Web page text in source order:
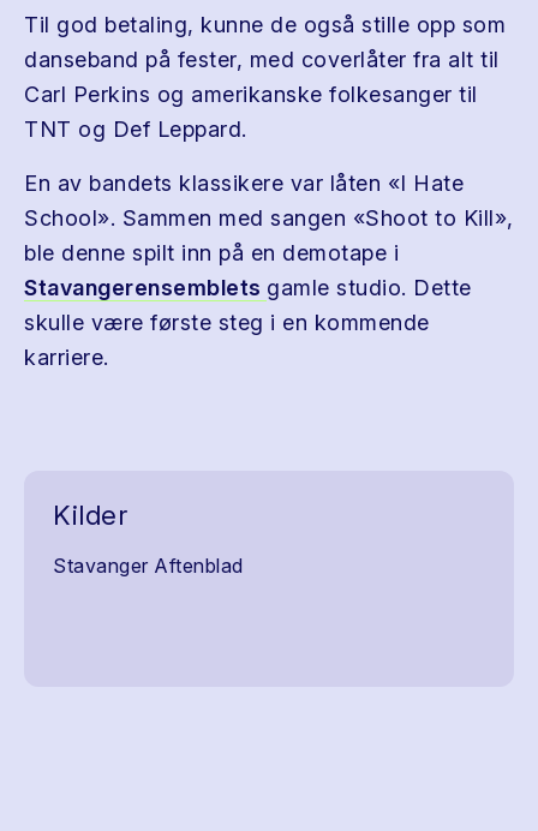
Til god betaling, kunne de også stille opp som
danseband på fester, med coverlåter fra alt til
Carl Perkins og amerikanske folkesanger til
TNT og Def Leppard.
En av bandets klassikere var låten «I Hate
School». Sammen med sangen «Shoot to Kill»,
ble denne spilt inn på en demotape i
Stavangerensemblets gamle studio. Dette
skulle være første steg i en kommende
karriere.
Kilder
Stavanger Aftenblad